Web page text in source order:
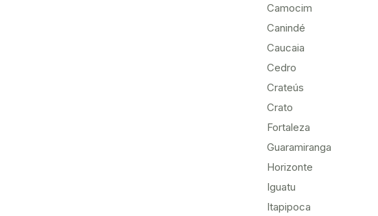
Camocim
Canindé
Caucaia
Cedro
Crateús
Crato
Fortaleza
Guaramiranga
Horizonte
Iguatu
Itapipoca